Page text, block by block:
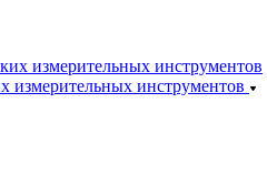
измерительных инструментов